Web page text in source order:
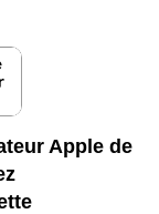
Apple de